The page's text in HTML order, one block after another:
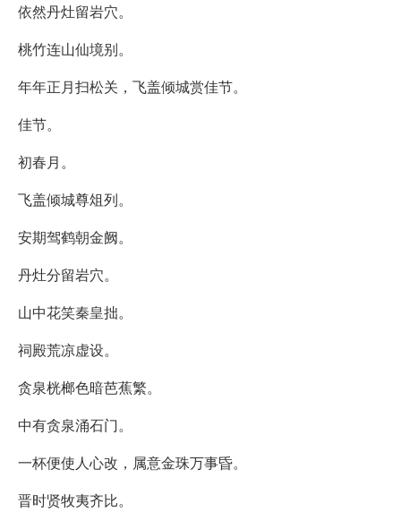
依然丹灶留岩穴。
桃竹连山仙境别。
年年正月扫松关，飞盖倾城赏佳节。
佳节。
初春月。
飞盖倾城尊俎列。
安期驾鹤朝金阙。
丹灶分留岩穴。
山中花笑秦皇拙。
祠殿荒凉虚设。
贪泉桄榔色暗芭蕉繁。
中有贪泉涌石门。
一杯便使人心改，属意金珠万事昏。
晋时贤牧夷齐比。